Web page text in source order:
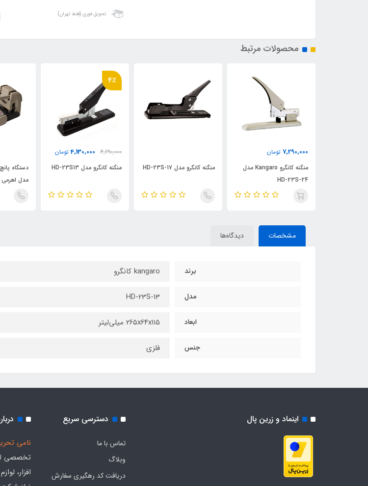
تحویل فوری (فقط تهران)
محصولات مرتبط
7,290,000 تومان
منگنه کانگرو Kangaro مدل
HD-23S-24
منگنه کانگرو مدل HD-23S-17
4٪
4,290,000
4,130,000 تومان
منگنه کانگرو مدل HD-23S13
مدل اهرمی
مشخصات دیدگاه‌ها
برند kangaro کانگرو
مدل HD-23S-13
ابعاد ۲۶۵x۶۴x۱۱۵ میلی‌لیتر
جنس فلزی
اینماد و زرین پال دسترسی سریع
تماس با ما
وبلاگ
دریافت کد رهگیری سفارش
نامی
تخصصی
افزار،